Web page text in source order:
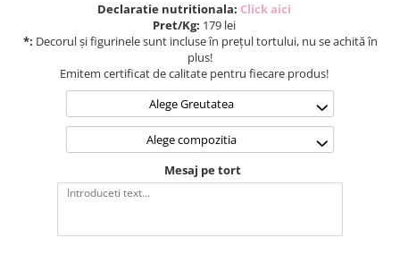
Declaratie nutritionala: Click aici
Pret/Kg: 179 lei
*: Decorul și figurinele sunt incluse în prețul tortului, nu se achită în
plus!
Emitem certificat de calitate pentru fiecare produs!
Alege Greutatea
Alege compozitia
Mesaj pe tort